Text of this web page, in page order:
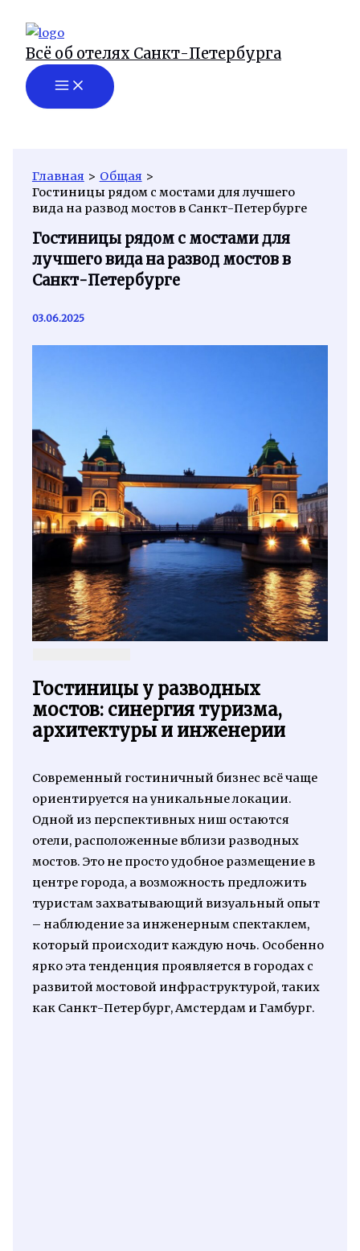
содержимому
Всё об отелях Санкт-Петербурга
Главная
Общая
Гостиницы рядом с мостами для лучшего
вида на развод мостов в Санкт-Петербурге
Гостиницы рядом с мостами для
лучшего вида на развод мостов в
Санкт-Петербурге
03.06.2025
Гостиницы у разводных
мостов: синергия туризма,
архитектуры и инженерии
Современный гостиничный бизнес всё чаще
ориентируется на уникальные локации.
Одной из перспективных ниш остаются
отели, расположенные вблизи разводных
мостов. Это не просто удобное размещение в
центре города, а возможность предложить
туристам захватывающий визуальный опыт
– наблюдение за инженерным спектаклем,
который происходит каждую ночь. Особенно
ярко эта тенденция проявляется в городах с
развитой мостовой инфраструктурой, таких
как Санкт-Петербург, Амстердам и Гамбург.